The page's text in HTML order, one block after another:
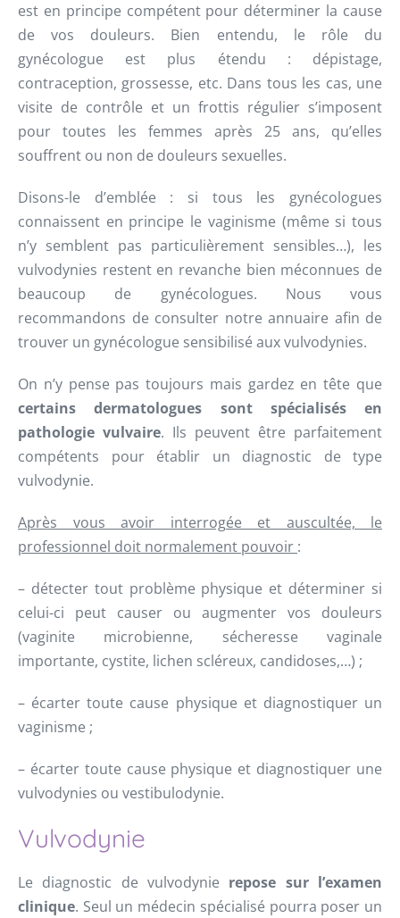
est en principe compétent pour déterminer la cause
de vos douleurs. Bien entendu, le rôle du
gynécologue est plus étendu : dépistage,
contraception, grossesse, etc. Dans tous les cas, une
visite de contrôle et un frottis régulier s’imposent
pour toutes les femmes après 25 ans, qu’elles
souffrent ou non de douleurs sexuelles.
Disons-le d’emblée : si tous les gynécologues
connaissent en principe le vaginisme (même si tous
n’y semblent pas particulièrement sensibles…), les
vulvodynies restent en revanche bien méconnues de
beaucoup de gynécologues. Nous vous
recommandons de consulter notre annuaire afin de
trouver un gynécologue sensibilisé aux vulvodynies.
On n’y pense pas toujours mais gardez en tête que
certains dermatologues sont spécialisés en
pathologie vulvaire. Ils peuvent être parfaitement
compétents pour établir un diagnostic de type
vulvodynie.
Après vous avoir interrogée et auscultée, le
professionnel doit normalement pouvoir :
– détecter tout problème physique et déterminer si
celui-ci peut causer ou augmenter vos douleurs
(vaginite microbienne, sécheresse vaginale
importante, cystite, lichen scléreux, candidoses,…) ;
– écarter toute cause physique et diagnostiquer un
vaginisme ;
– écarter toute cause physique et diagnostiquer une
vulvodynies ou vestibulodynie.
Vulvodynie
Le diagnostic de vulvodynie repose sur l’examen
clinique. Seul un médecin spécialisé pourra poser un